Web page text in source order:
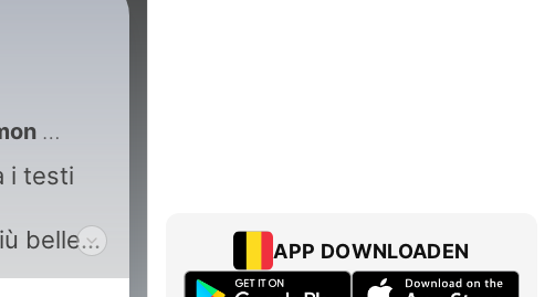
of Silence
i testi
belle
APP DOWNLOADEN